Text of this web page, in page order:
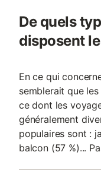
De quels
disposent
En ce qui
semblerait que
ce dont les
généralement
populaires sont :
balcon (57 %)...